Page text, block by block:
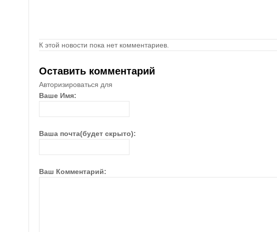
К этой новости пока нет комментариев.
Оставить комментарий
Авторизироваться для
Ваше Имя:
Ваша почта(будет скрыто):
Ваш Комментарий: